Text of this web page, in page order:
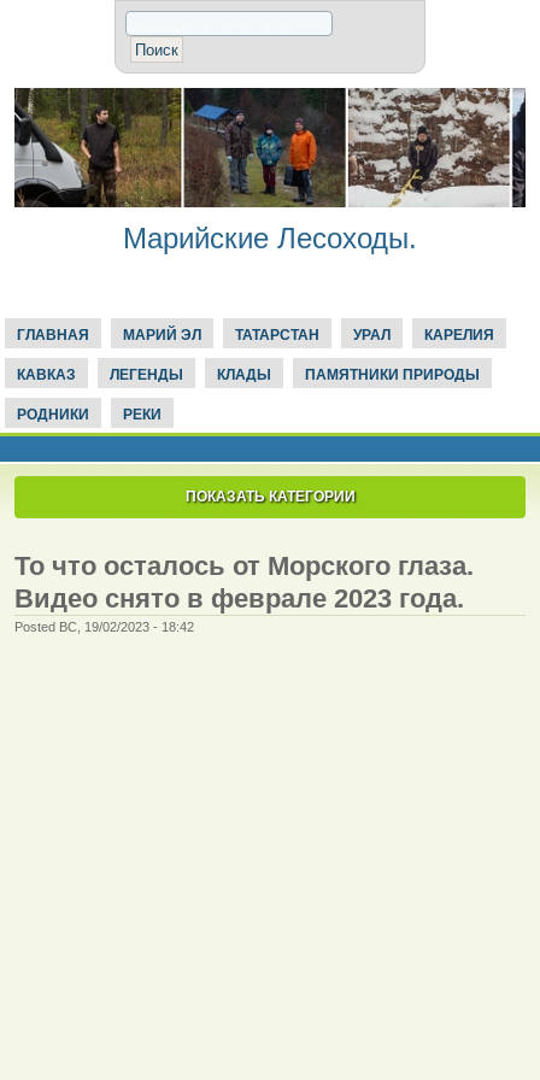
Марийские Лесоходы.
ГЛАВНАЯ МАРИЙ ЭЛ ТАТАРСТАН УРАЛ КАРЕЛИЯ
КАВКАЗ ЛЕГЕНДЫ КЛАДЫ ПАМЯТНИКИ ПРИРОДЫ
РОДНИКИ РЕКИ
ПОКАЗАТЬ КАТЕГОРИИ
То что осталось от Морского глаза.
Видео снято в феврале 2023 года.
Posted ВС, 19/02/2023 - 18:42